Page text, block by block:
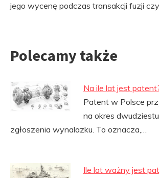
jego wycenę podczas transakcji fuzji
Polecamy także
Na ile lat jest
Patent w Polsce
na okres
zgłoszenia wynalazku. To oznacza,…
Ile lat ważny jest